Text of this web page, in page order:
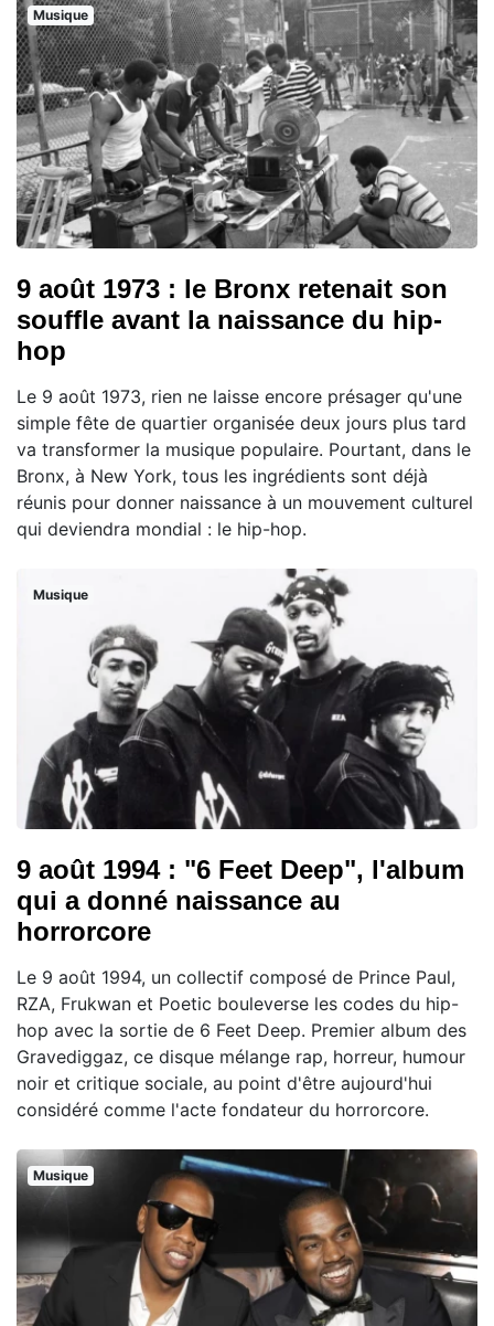
Musique
9 août 1973 : le Bronx retenait son
souffle avant la naissance du hip-
hop
Le 9 août 1973, rien ne laisse encore présager qu'une
simple fête de quartier organisée deux jours plus tard
va transformer la musique populaire. Pourtant, dans le
Bronx, à New York, tous les ingrédients sont déjà
réunis pour donner naissance à un mouvement culturel
qui deviendra mondial : le hip-hop.
Musique
9 août 1994 : "6 Feet Deep", l'album
qui a donné naissance au
horrorcore
Le 9 août 1994, un collectif composé de Prince Paul,
RZA, Frukwan et Poetic bouleverse les codes du hip-
hop avec la sortie de 6 Feet Deep. Premier album des
Gravediggaz, ce disque mélange rap, horreur, humour
noir et critique sociale, au point d'être aujourd'hui
considéré comme l'acte fondateur du horrorcore.
Musique